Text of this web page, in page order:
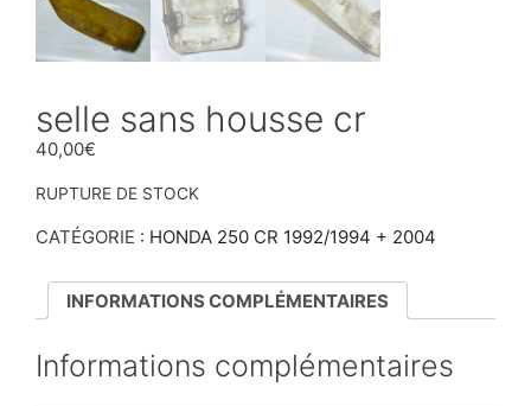
selle sans housse cr
40,00€
RUPTURE DE STOCK
CATÉGORIE : HONDA 250 CR 1992/1994 + 2004
INFORMATIONS COMPLÉMENTAIRES
Informations complémentaires